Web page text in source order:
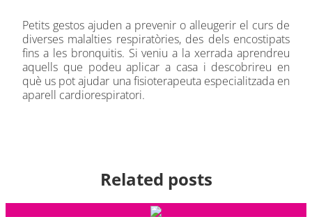
Petits gestos ajuden a prevenir o alleugerir el curs de
diverses malalties respiratòries, des dels encostipats
fins a les bronquitis. Si veniu a la xerrada aprendreu
aquells que podeu aplicar a casa i descobrireu en
què us pot ajudar una fisioterapeuta especialitzada en
aparell cardiorespiratori.
Related posts